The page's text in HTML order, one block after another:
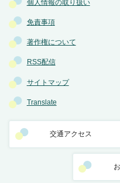
個人情報の取り扱い
免責事項
著作権について
RSS配信
サイトマップ
Translate
交通アクセス